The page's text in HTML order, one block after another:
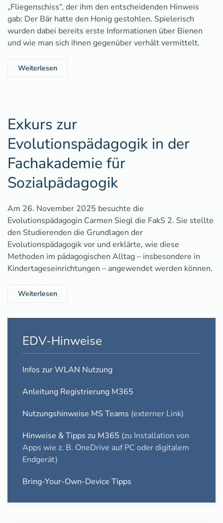
„Fliegenschiss“, der ihm den entscheidenden Hinweis
gab: Der Bär hatte den Honig gestohlen. Spielerisch
wurden dabei bereits erste Informationen über Bienen
und wie man sich ihnen gegenüber verhält vermittelt.
Weiterlesen
Exkurs zur
Evolutionspädagogik in der
Fachakademie für
Sozialpädagogik
Am 26. November 2025 besuchte die
Evolutionspädagogin Carmen Siegl die FakS 2. Sie stellte
den Studierenden die Grundlagen der
Evolutionspädagogik vor und erklärte, wie diese
Methoden im pädagogischen Alltag – insbesondere in
Kindertageseinrichtungen – angewendet werden können.
Weiterlesen
EDV-Hinweise
Infos zur WLAN Nutzung
Anleitung Registrierung M365
Nutzungshinweise MS Teams (externer Link)
Hinweise & Tipps zu M365 (zu Installation von
Apps wie z. B. OneDrive auf PC oder digitalem
Endgerät)
Bring-Your-Own-Device Tipps